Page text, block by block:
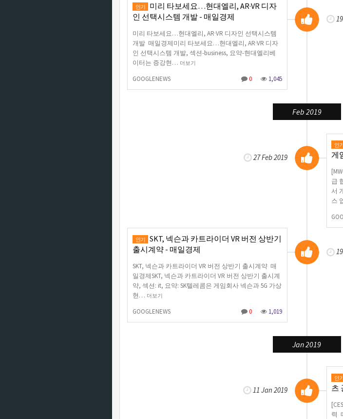
인기 미리 타보세요…현대엘리, AR·VR 디자
인 선택시스템 개발 - 매일경제
미리 타보세요…현대엘리, AR·VR 디자인 선택시스템
개발 매일경제미리 타보세요…현대엘리, AR·VR 디자
인 선택시스템 개발, 섹션-business, 요약-현대엘리베
이터는 증강현… 더보기
GOOGLENEWS 0 1,045
Feb 2019
27 Feb 2019
인기
게
급
서
스
인기
SKT, 넥슨과 카트라이더 VR 버전 상반기
출시계약 - 매일경제
SKT, 넥슨과 카트라이더 VR 버전 상반기 출시계약 매
일경제SKT, 넥슨과 카트라이더 VR 버전 상반기 출시계
약, 섹션: it, 요약: SK텔레콤은 게임회사 넥슨과 5G 가상
현… 더보기
GOOGLENEWS 0 1,019
Jan 2019
11 Jan 2019
인
츠
력